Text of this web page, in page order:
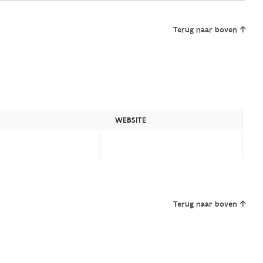
Terug naar boven
WEBSITE
Terug naar boven